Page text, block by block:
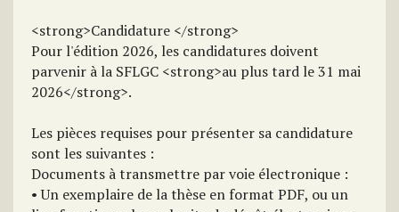
<strong>Candidature </strong>
Pour l'édition 2026, les candidatures doivent
parvenir à la SFLGC <strong>au plus tard le 31 mai
2026</strong>.
Les pièces requises pour présenter sa candidature
sont les suivantes :
Documents à transmettre par voie électronique :
• Un exemplaire de la thèse en format PDF, ou un